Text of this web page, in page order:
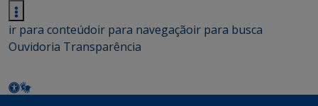
ir para conteúdoir para navegaçãoir para busca
Ouvidoria Transparência